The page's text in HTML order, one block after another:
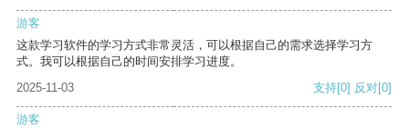
游客
这款学习软件的学习方式非常灵活，可以根据自己的需求选择学习方
式。我可以根据自己的时间安排学习进度。
2025-11-03
支持[0] 反对[0]
游客